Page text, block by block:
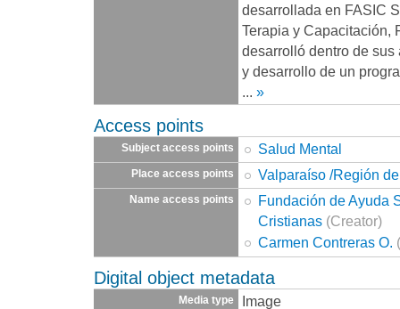
desarrollada en FASIC
Terapia y Capacitación,
desarrolló dentro de
y desarrollo de un
»
Access points
Subject access points Salud Mental
Place access points Valparaíso /Región
Name access points
Fundación de Ayuda
Cristianas (Creator)
Carmen Contreras O.
Digital object metadata
Media type Image